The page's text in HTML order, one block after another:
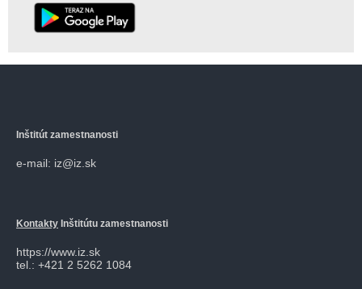
Inštitút zamestnanosti
e-mail: iz@iz.sk
Kontakty Inštitútu zamestnanosti
https://www.iz.sk
tel.: +421 2 5262 1084